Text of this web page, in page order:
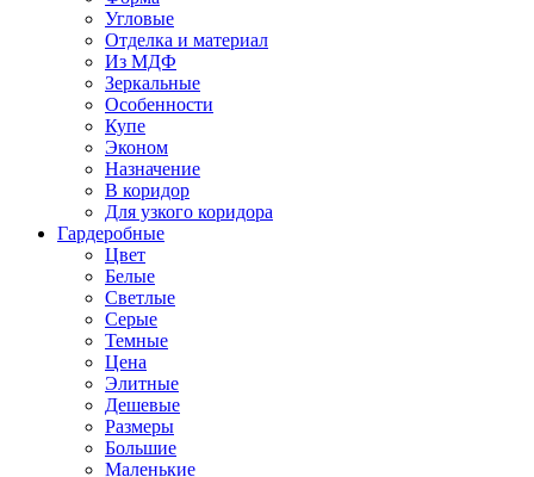
Угловые
Отделка и материал
Из МДФ
Зеркальные
Особенности
Купе
Эконом
Назначение
В коридор
Для узкого коридора
Гардеробные
Цвет
Белые
Светлые
Серые
Темные
Цена
Элитные
Дешевые
Размеры
Большие
Маленькие